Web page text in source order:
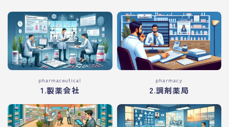
pharmaceutical
1.製薬会社
pharmacy
2.調剤薬局